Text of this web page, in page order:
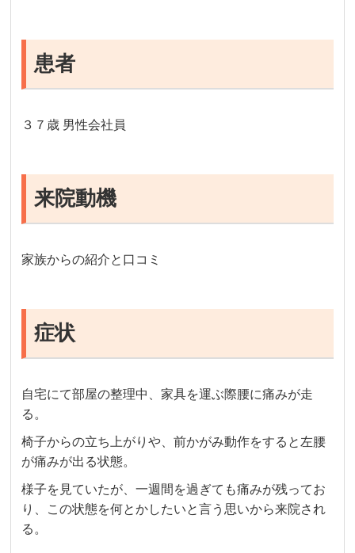
患者
３７歳 男性会社員
来院動機
家族からの紹介と口コミ
症状
自宅にて部屋の整理中、家具を運ぶ際腰に痛みが走
る。
椅子からの立ち上がりや、前かがみ動作をすると左腰
が痛みが出る状態。
様子を見ていたが、一週間を過ぎても痛みが残ってお
り、この状態を何とかしたいと言う思いから来院され
る。